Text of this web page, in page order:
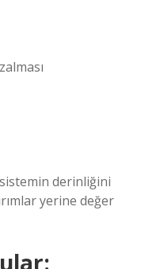
derinliğini
yerine değer